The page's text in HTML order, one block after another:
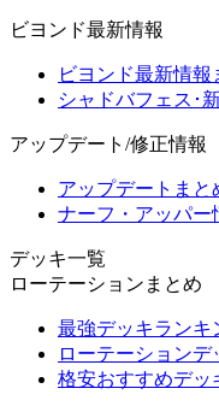
ビヨンド最新情報
ビヨンド最新情報
シャドバフェス･
アップデート/修正情報
アップデートまと
ナーフ・アッパー
デッキ一覧
ローテーションまとめ
最強デッキランキ
ローテーションデ
格安おすすめデッ